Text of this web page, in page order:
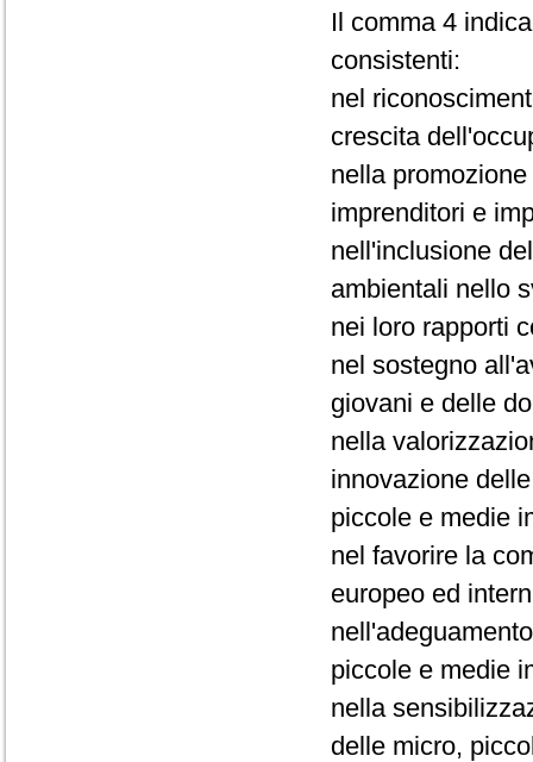
Il comma 4
consistenti:
nel
crescita
nella
imprenditori e
nell'inclusione
ambientali nello
nei loro rapporti
nel sostegno
giovani e delle
nella
innovazione
piccole e medie
nel favorire la
europeo ed
piccole e medie
nella
delle micro,